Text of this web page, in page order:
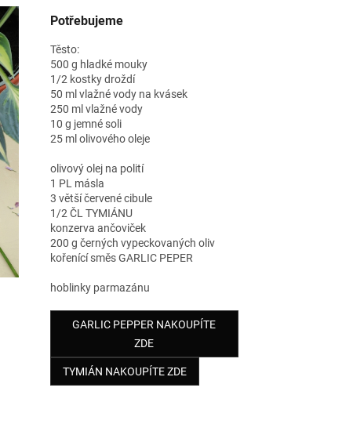
Potřebujeme
Těsto:
500 g hladké mouky
1/2 kostky droždí
50 ml vlažné vody na kvásek
250 ml vlažné vody
10 g jemné soli
25 ml olivového oleje
olivový olej na polití
1 PL másla
3 větší červené cibule
1/2 ČL TYMIÁNU
konzerva ančoviček
200 g černých vypeckovaných oliv
kořenící směs GARLIC PEPER
hoblinky parmazánu
GARLIC PEPPER NAKOUPÍTE
ZDE
TYMIÁN NAKOUPÍTE ZDE